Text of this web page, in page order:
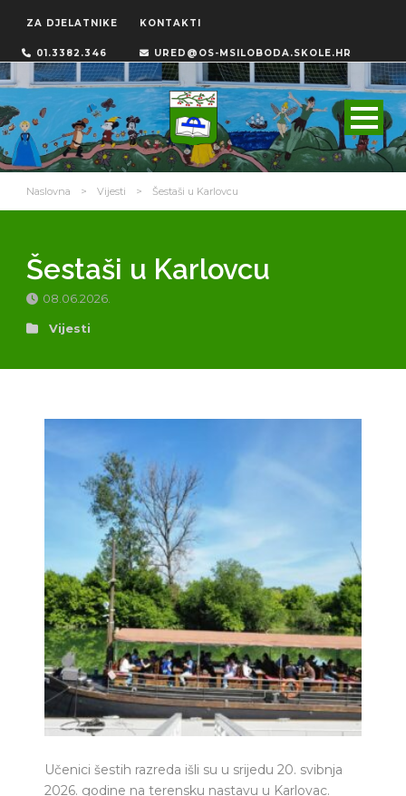
ZA DJELATNIKE KONTAKTI
01.3382.346 URED@OS-MSILOBODA.SKOLE.HR
Naslovna > Vijesti > Šestaši u Karlovcu
Šestaši u Karlovcu
08.06.2026.
Vijesti
Učenici šestih razreda išli su u srijedu 20. svibnja
2026. godine na terensku nastavu u Karlovac.